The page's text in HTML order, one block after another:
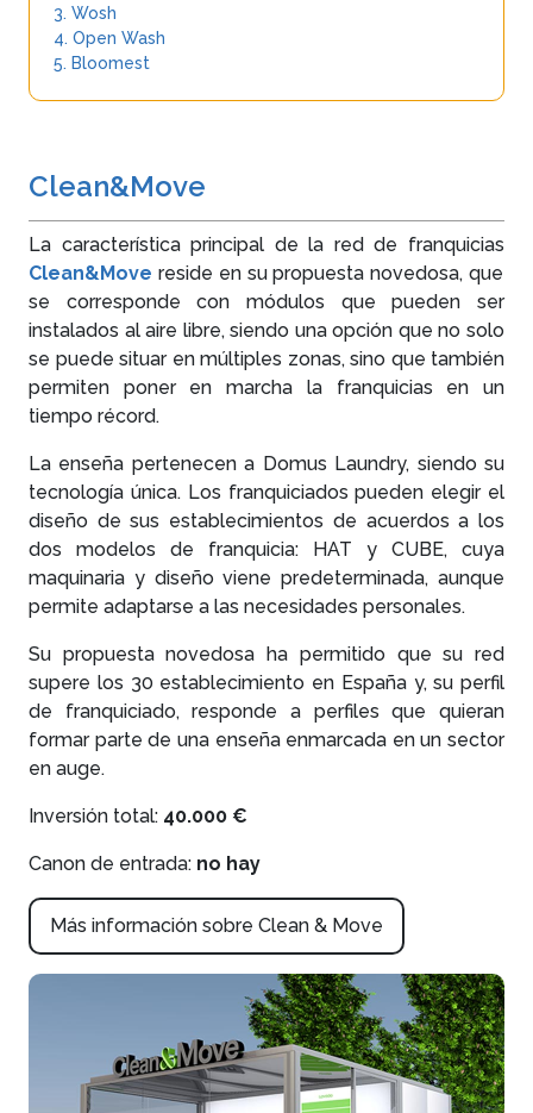
3. Wosh
4. Open Wash
5. Bloomest
Clean&Move
La característica principal de la red de franquicias
Clean&Move reside en su propuesta novedosa, que
se corresponde con módulos que pueden ser
instalados al aire libre, siendo una opción que no solo
se puede situar en múltiples zonas, sino que también
permiten poner en marcha la franquicias en un
tiempo récord.
La enseña pertenecen a Domus Laundry, siendo su
tecnología única. Los franquiciados pueden elegir el
diseño de sus establecimientos de acuerdos a los
dos modelos de franquicia: HAT y CUBE, cuya
maquinaria y diseño viene predeterminada, aunque
permite adaptarse a las necesidades personales.
Su propuesta novedosa ha permitido que su red
supere los 30 establecimiento en España y, su perfil
de franquiciado, responde a perfiles que quieran
formar parte de una enseña enmarcada en un sector
en auge.
Inversión total: 40.000 €
Canon de entrada: no hay
Más información sobre Clean & Move